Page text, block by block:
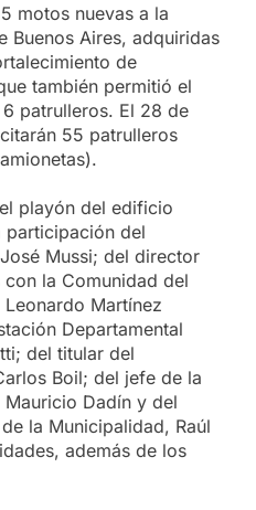
motos nuevas a la
Buenos Aires, adquiridas
de
también permitió el
patrulleros. El 28 de
55 patrulleros
playón del edificio
participación del
Mussi; del director
la Comunidad del
Martínez
Departamental
del titular del
Boil; del jefe de la
Dadín y del
la Municipalidad, Raúl
además de los